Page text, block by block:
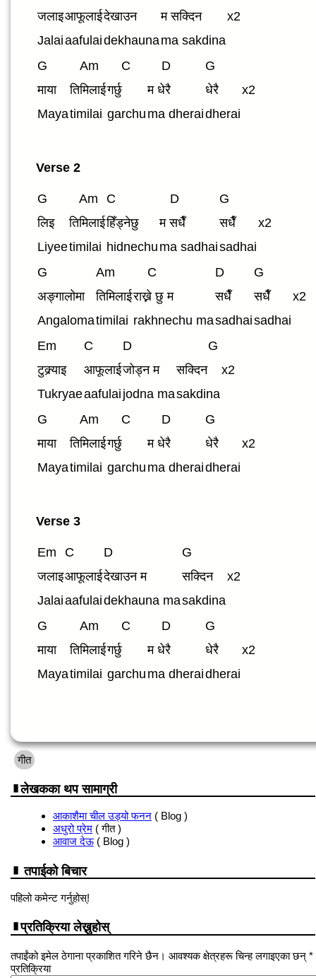
जलाइआफूलाईदेखाउन म सक्दिन
x2
Jalaiaafulaidekhaunama sakdina
G
Am C D
G
माया
तिमिलाईगर्छु म धेरै धेरै
x2
Mayatimilai garchu ma dheraidherai
Verse 2
G Am C D
G
लिइ
तिमिलाईहिँड्नेछु म सधैँ सधैँ
x2
Liyeetimilai hidnechu ma sadhaisadhai
G
Am C D
G
अङ्गालोमा
तिमिलाईराख्ने छु म सधैँ सधैँ
x2
Angalomatimilai rakhnechu masadhaisadhai
Em
C D
G
टुक्र्याइ
आफूलाईजोड्न म सक्दिन
x2
Tukryaeaafulai jodna masakdina
G
Am C D
G
माया
तिमिलाईगर्छु म धेरै धेरै
x2
Mayatimilai garchu ma dheraidherai
Verse 3
Em C D
G
जलाइआफूलाईदेखाउन म सक्दिन
x2
Jalaiaafulaidekhauna masakdina
G
Am C D
G
माया
तिमिलाईगर्छु म धेरै धेरै
x2
Mayatimilai garchu ma dheraidherai
गीत
लेखकका थप सामाग्री
आकाशैमा चील उड्यो फनन ( Blog )
अधुरो प्रेम ( गीत )
आवाज देऊ( Blog )
तपाईको बिचार
पहिलो कमेन्ट गर्नुहोस्!
प्रतिक्रिया लेख्नुहोस्
तपाईंको इमेल ठेगाना प्रकाशित गरिने छैन। आवश्यक क्षेत्रहरू चिन्ह लगाइएका छन् *
प्रतिक्रिया